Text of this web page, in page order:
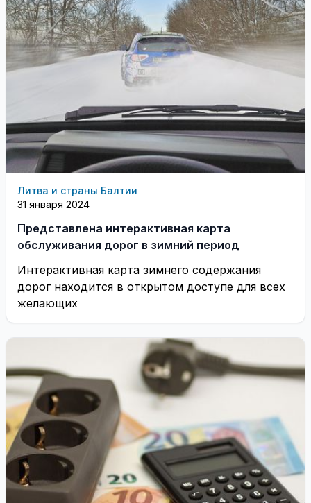
Литва и страны Балтии
31 января 2024
Представлена интерактивная карта
обслуживания дорог в зимний период
Интерактивная карта зимнего содержания
дорог находится в открытом доступе для всех
желающих